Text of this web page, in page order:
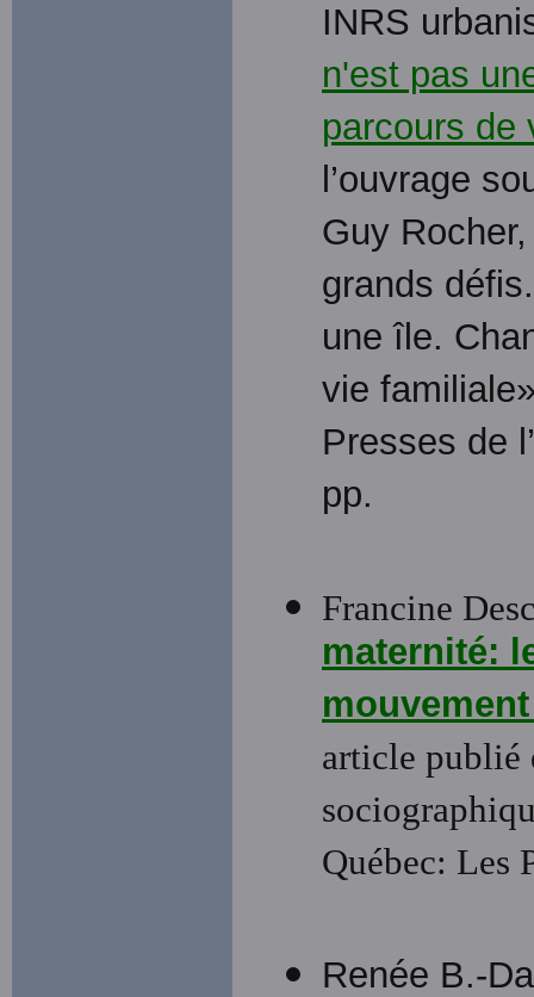
INRS
n'est pas
parcours de
l’ouvrage
Guy
grands
une île.
vie
Presses de
pp.
Francine
maternité:
article publié
Québec: Les
Renée B.-